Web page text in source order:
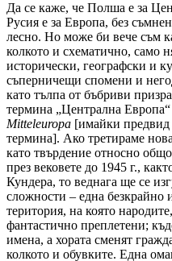
Да се ​​каже, че Полша е за
Русия е за Европа, без
лесно. Но може би вече съм
колкото и схематично, само
исторически, географски и
съперничещи спомени и
като тълпа от бъбриви
термина „Централна
Mitteleuropa [имайки предвид
термина]. Ако третираме
като твърдение относно
през вековете до 1945 г.,
Кундера, то веднага ще се
сложности – една безкрайно
територия, на която
фантастично преплетени;
имена, а хората сменят
колкото и обувките. Една